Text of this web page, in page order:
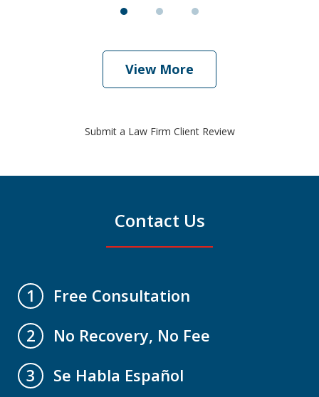
View More
Submit a Law Firm Client Review
Contact Us
1
Free Consultation
2
No Recovery, No Fee
3
Se Habla Español